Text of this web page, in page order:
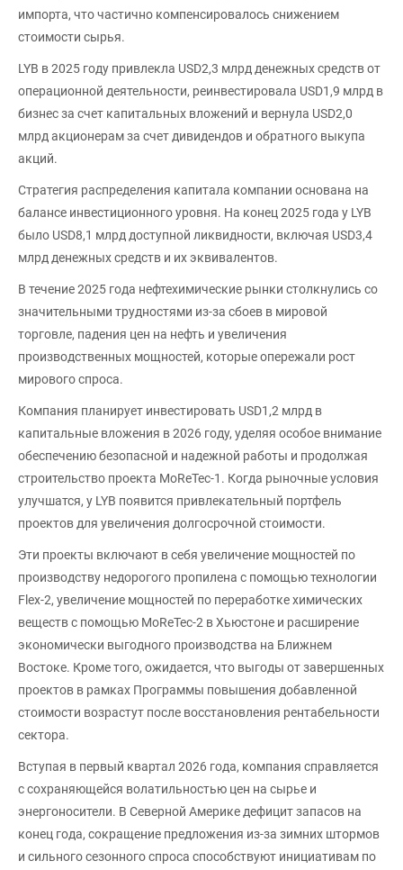
импорта, что частично компенсировалось снижением
стоимости сырья.
LYB в 2025 году привлекла USD2,3 млрд денежных средств от
операционной деятельности, реинвестировала USD1,9 млрд в
бизнес за счет капитальных вложений и вернула USD2,0
млрд акционерам за счет дивидендов и обратного выкупа
акций.
Стратегия распределения капитала компании основана на
балансе инвестиционного уровня. На конец 2025 года у LYB
было USD8,1 млрд доступной ликвидности, включая USD3,4
млрд денежных средств и их эквивалентов.
В течение 2025 года нефтехимические рынки столкнулись со
значительными трудностями из-за сбоев в мировой
торговле, падения цен на нефть и увеличения
производственных мощностей, которые опережали рост
мирового спроса.
Компания планирует инвестировать USD1,2 млрд в
капитальные вложения в 2026 году, уделяя особое внимание
обеспечению безопасной и надежной работы и продолжая
строительство проекта MoReTec-1. Когда рыночные условия
улучшатся, у LYB появится привлекательный портфель
проектов для увеличения долгосрочной стоимости.
Эти проекты включают в себя увеличение мощностей по
производству недорогого пропилена с помощью технологии
Flex-2, увеличение мощностей по переработке химических
веществ с помощью MoReTec-2 в Хьюстоне и расширение
экономически выгодного производства на Ближнем
Востоке. Кроме того, ожидается, что выгоды от завершенных
проектов в рамках Программы повышения добавленной
стоимости возрастут после восстановления рентабельности
сектора.
Вступая в первый квартал 2026 года, компания справляется
с сохраняющейся волатильностью цен на сырье и
энергоносители. В Северной Америке дефицит запасов на
конец года, сокращение предложения из-за зимних штормов
и сильного сезонного спроса способствуют инициативам по